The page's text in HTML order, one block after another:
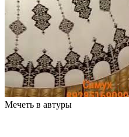
Мечеть в автуры